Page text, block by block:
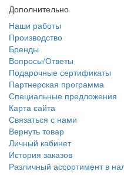
Дополнительно
Наши работы
Производство
Бренды
Вопросы/Ответы
Подарочные сертификаты
Партнерская программа
Специальные предложения
Карта сайта
Связаться с нами
Вернуть товар
Личный кабинет
История заказов
Различный ассортимент в